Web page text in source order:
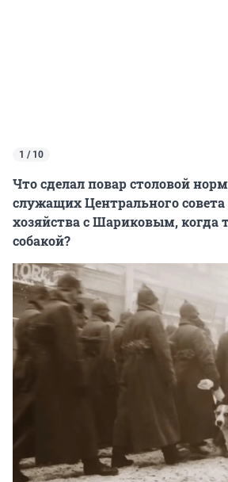
1 / 10
Что сделал повар столовой
служащих Центрального совета
хозяйства с Шариковым, когда
собакой?